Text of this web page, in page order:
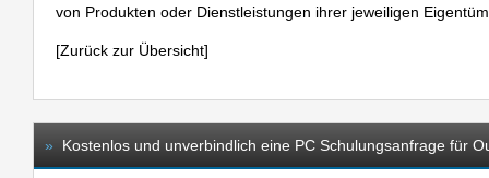
von Produkten oder Dienstleistungen ihrer jeweiligen
[Zurück zur Übersicht]
» Kostenlos und unverbindlich eine PC Schulungsanfrage für